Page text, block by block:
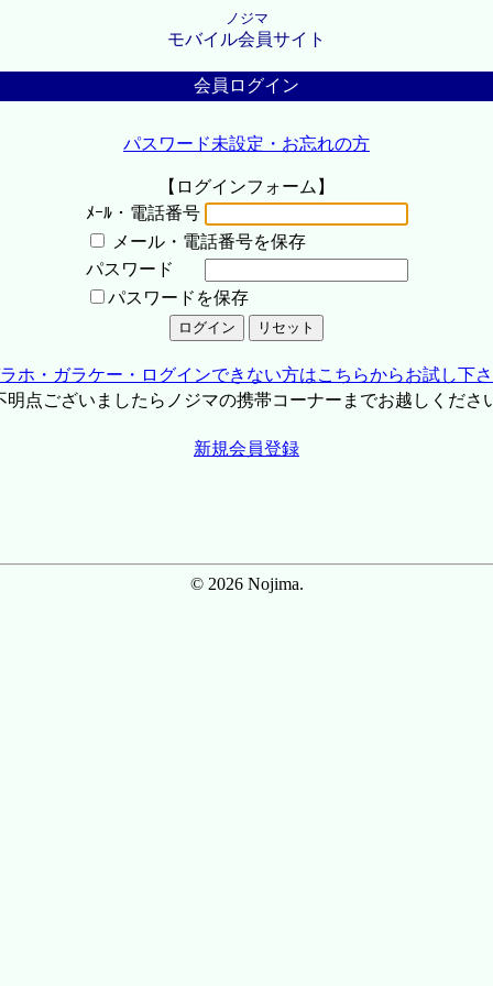
ノジマ
モバイル会員サイト
会員ログイン
パスワード未設定・お忘れの方
【ログインフォーム】
ﾒｰﾙ・電話番号
メール・電話番号を保存
パスワード
パスワードを保存
ホ・ガラケー・ログインできない方はこちらからお試し下
点ございましたらノジマの携帯コーナーまでお越しくださ
新規会員登録
© 2026 Nojima.